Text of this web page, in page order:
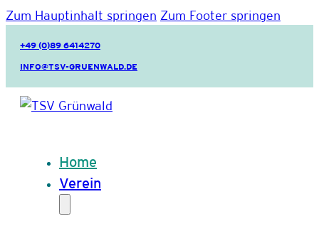
Zum Hauptinhalt springen Zum Footer springen
+49 (0)89 6414270
INFO@TSV-GRUENWALD.DE
Home
Verein